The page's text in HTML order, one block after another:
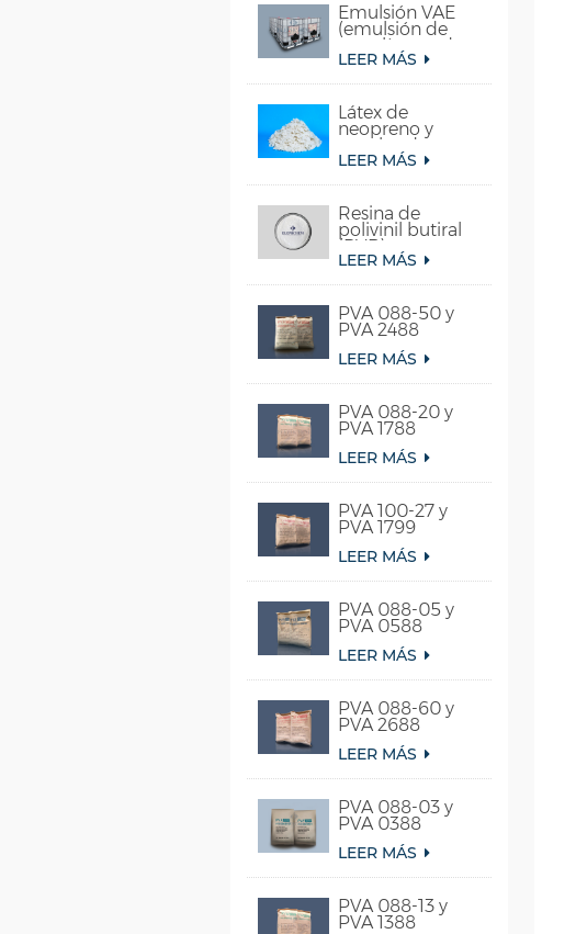
Emulsión VAE
(emulsión de
copolímero de
acetato de vinilo
y etileno)
LEER MÁS
Látex de
neopreno y
caucho de
cloropreno
LEER MÁS
Resina de
polivinil butiral
(PVB)
LEER MÁS
PVA 088-50 y
PVA 2488
LEER MÁS
PVA 088-20 y
PVA 1788
LEER MÁS
PVA 100-27 y
PVA 1799
LEER MÁS
PVA 088-05 y
PVA 0588
LEER MÁS
PVA 088-60 y
PVA 2688
LEER MÁS
PVA 088-03 y
PVA 0388
LEER MÁS
PVA 088-13 y
PVA 1388